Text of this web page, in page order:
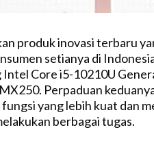
produk inovasi terbaru
setianya di
Core i5-10210U
Perpaduan
yang lebih kuat dan
berbagai tugas.